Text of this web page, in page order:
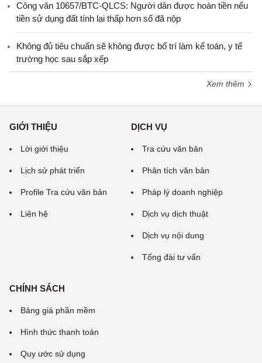
Công văn 10657/BTC-QLCS: Người dân được hoàn tiền nếu
tiền sử dụng đất tính lại thấp hơn số đã nộp
Không đủ tiêu chuẩn sẽ không được bố trí làm kế toán, y tế
trường học sau sắp xếp
Xem thêm
GIỚI THIỆU
Lời giới thiệu
Lịch sử phát triển
Profile Tra cứu văn bản
Liên hệ
DỊCH VỤ
Tra cứu văn bản
Phân tích văn bản
Pháp lý doanh nghiệp
Dịch vụ dịch thuật
Dịch vụ nội dung
Tổng đài tư vấn
CHÍNH SÁCH
Bảng giá phần mềm
Hình thức thanh toán
Quy ước sử dụng